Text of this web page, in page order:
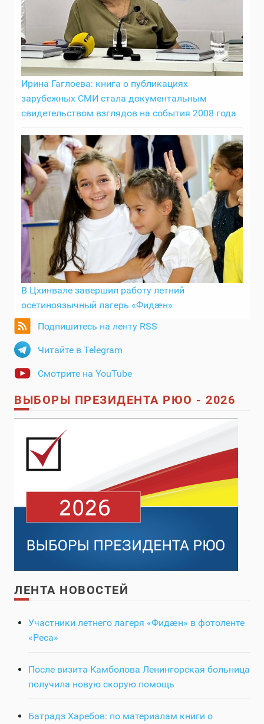
Ирина Гаглоева: книга о публикациях
зарубежных СМИ стала документальным
свидетельством взглядов на события 2008 года
В Цхинвале завершил работу летний
осетиноязычный лагерь «Фидӕн»
Подпишитесь на ленту RSS
Читайте в Telegram
Смотрите на YouTube
ВЫБОРЫ ПРЕЗИДЕНТА РЮО - 2026
ЛЕНТА НОВОСТЕЙ
Участники летнего лагеря «Фидӕн» в фотоленте
«Реса»
После визита Камболова Ленингорская больница
получила новую скорую помощь
Батрадз Харебов: по материалам книги о